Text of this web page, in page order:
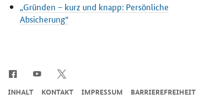
„Gründen – kurz und knapp: Persönliche
Absicherung“
INHALT KONTAKT IMPRESSUM
BARRIEREFREIHEIT